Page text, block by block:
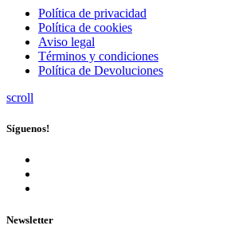
Política de privacidad
Política de cookies
Aviso legal
Términos y condiciones
Política de Devoluciones
scroll
Síguenos!
Newsletter